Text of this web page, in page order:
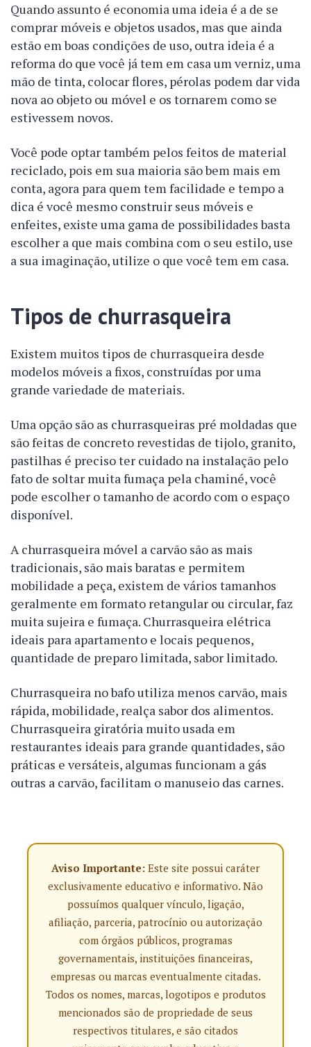
Quando assunto é economia uma ideia é a de se
comprar móveis e objetos usados, mas que ainda
estão em boas condições de uso, outra ideia é a
reforma do que você já tem em casa um verniz, uma
mão de tinta, colocar flores, pérolas podem dar vida
nova ao objeto ou móvel e os tornarem como se
estivessem novos.
Você pode optar também pelos feitos de material
reciclado, pois em sua maioria são bem mais em
conta, agora para quem tem facilidade e tempo a
dica é você mesmo construir seus móveis e
enfeites, existe uma gama de possibilidades basta
escolher a que mais combina com o seu estilo, use
a sua imaginação, utilize o que você tem em casa.
Tipos de churrasqueira
Existem muitos tipos de churrasqueira desde
modelos móveis a fixos, construídas por uma
grande variedade de materiais.
Uma opção são as churrasqueiras pré moldadas que
são feitas de concreto revestidas de tijolo, granito,
pastilhas é preciso ter cuidado na instalação pelo
fato de soltar muita fumaça pela chaminé, você
pode escolher o tamanho de acordo com o espaço
disponível.
A churrasqueira móvel a carvão são as mais
tradicionais, são mais baratas e permitem
mobilidade a peça, existem de vários tamanhos
geralmente em formato retangular ou circular, faz
muita sujeira e fumaça. Churrasqueira elétrica
ideais para apartamento e locais pequenos,
quantidade de preparo limitada, sabor limitado.
Churrasqueira no bafo utiliza menos carvão, mais
rápida, mobilidade, realça sabor dos alimentos.
Churrasqueira giratória muito usada em
restaurantes ideais para grande quantidades, são
práticas e versáteis, algumas funcionam a gás
outras a carvão, facilitam o manuseio das carnes.
Aviso Importante: Este site possui caráter
exclusivamente educativo e informativo. Não
possuímos qualquer vínculo, ligação,
afiliação, parceria, patrocínio ou autorização
com órgãos públicos, programas
governamentais, instituições financeiras,
empresas ou marcas eventualmente citadas.
Todos os nomes, marcas, logotipos e produtos
mencionados são de propriedade de seus
respectivos titulares, e são citados